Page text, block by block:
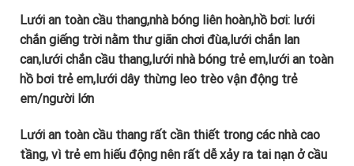
Lưới an toàn cầu thang,nhà bóng liên hoàn,hồ bơi: lưới
chắn giếng trời nằm thư giãn chơi đùa,lưới chắn lan
can,lưới chắn cầu thang,lưới nhà bóng trẻ em,lưới an toàn
hồ bơi trẻ em,lưới dây thừng leo trèo vận động trẻ
em/người lớn
Lưới an toàn cầu thang rất cần thiết trong các nhà cao
tầng, vì trẻ em hiếu động nên rất dễ xảy ra tai nạn ở cầu